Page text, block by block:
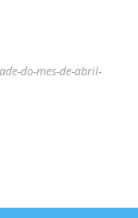
do-mes-de-abril-